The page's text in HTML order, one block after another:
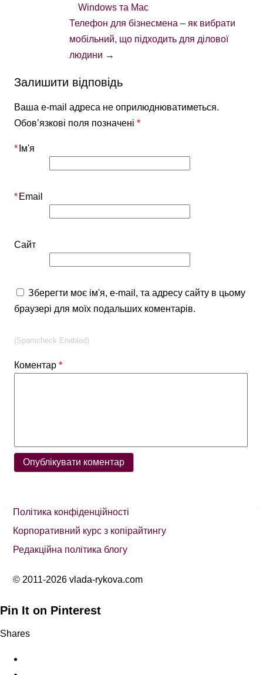
Windows та Mac
Телефон для бізнесмена – як вибрати
мобільний, що підходить для ділової
людини →
Залишити відповідь
Ваша e-mail адреса не оприлюднюватиметься.
Обов’язкові поля позначені*
Коментар*
Ім'я
*
Email
*
Сайт
Зберегти моє ім'я, e-mail, та адресу сайту в цьому
браузері для моїх подальших коментарів.
(Spamcheck Enabled)
Політика конфіденційності
Корпоративний курс з копірайтингу
Редакційна політика блогу
© 2011-2026 vlada-rykova.com
Pin It on Pinterest
Shares